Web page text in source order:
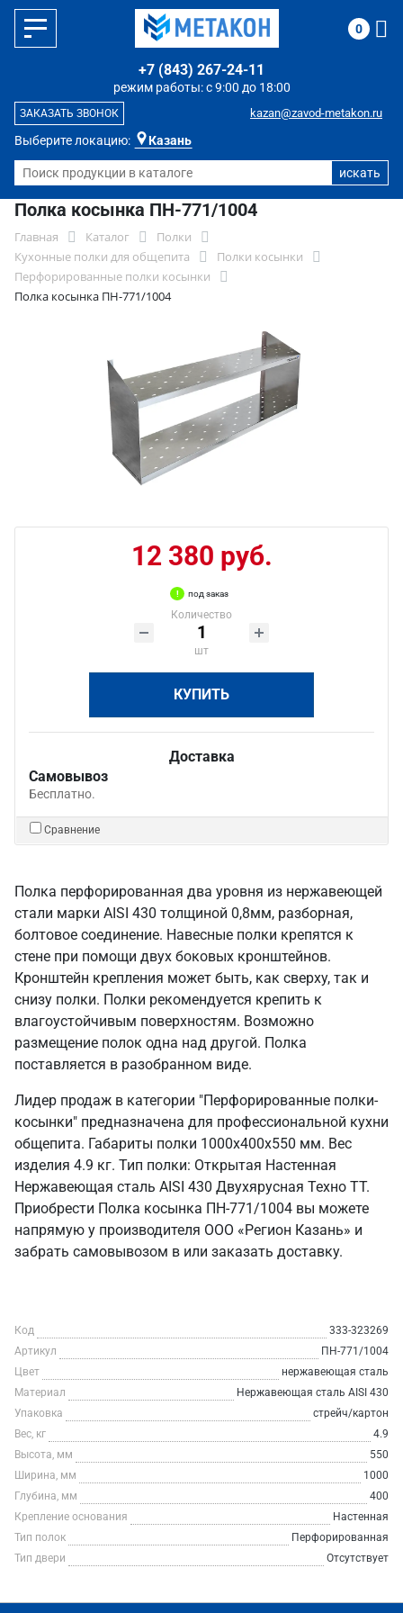
Выберите локацию: Казань
режим работы: с 9:00 до 18:00
+7 (843) 267-24-11
kazan@zavod-metakon.ru
ЗАКАЗАТЬ ЗВОНОК
0
Полка косынка ПН-771/1004
Главная Каталог
Полки
Кухонные полки для общепита
Полки косынки
Перфорированные полки косынки
Полка косынка ПН-771/1004
12 380 руб.
под заказ
Количество
шт
КУПИТЬ
Доставка
Самовывоз
Бесплатно.
Сравнение
Полка перфорированная два уровня из нержавеющей
стали марки AISI 430 толщиной 0,8мм, разборная,
болтовое соединение. Навесные полки крепятся к
стене при помощи двух боковых кронштейнов.
Кронштейн крепления может быть, как сверху, так и
снизу полки. Полки рекомендуется крепить к
влагоустойчивым поверхностям. Возможно
размещение полок одна над другой. Полка
поставляется в разобранном виде.
Лидер продаж в категории "Перфорированные полки-
косынки" предназначена для профессиональной кухни
общепита. Габариты полки 1000х400х550 мм. Вес
изделия 4.9 кг. Тип полки: Открытая Настенная
Нержавеющая сталь AISI 430 Двухярусная Техно ТТ.
Приобрести Полка косынка ПН-771/1004 вы можете
напрямую у производителя ООО «Регион Казань» и
забрать самовывозом в или заказать доставку.
Код
333-323269
Артикул
ПН-771/1004
Цвет
нержавеющая сталь
Материал
Нержавеющая сталь AISI 430
Упаковка
стрейч/картон
Вес, кг
4.9
Высота, мм
550
Ширина, мм
1000
Глубина, мм
400
Крепление основания
Настенная
Тип полок
Перфорированная
Тип двери
Отсутствует